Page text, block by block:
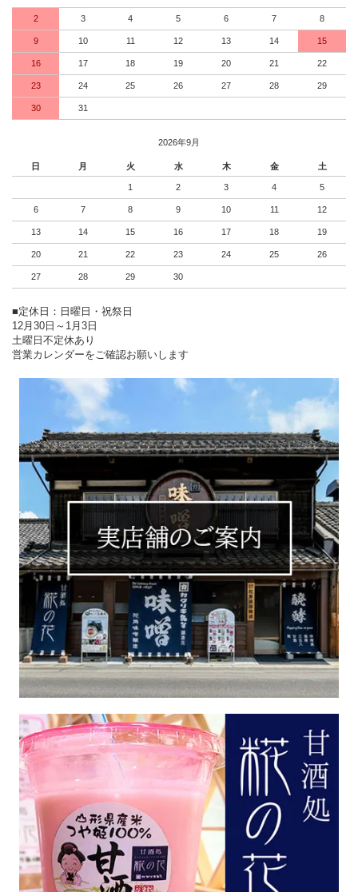
2 3 4 5 6 7 8
9 10 11 12 13 14 15
16 17 18 19 20 21 22
23 24 25 26 27 28 29
30 31
2026年9月
日 月 火 水 木 金 土
1 2 3 4 5
6 7 8 9 10 11 12
13 14 15 16 17 18 19
20 21 22 23 24 25 26
27 28 29 30
■定休日：日曜日・祝祭日
12月30日～1月3日
土曜日不定休あり
営業カレンダーをご確認お願いします